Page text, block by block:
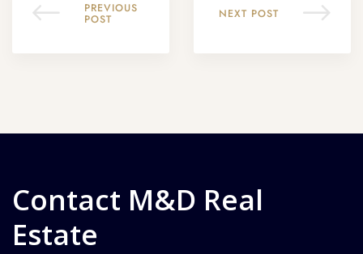
PREVIOUS
POST NEXT POST
Contact M&D Real
Estate